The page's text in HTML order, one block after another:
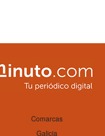
Comarcas
Galicia